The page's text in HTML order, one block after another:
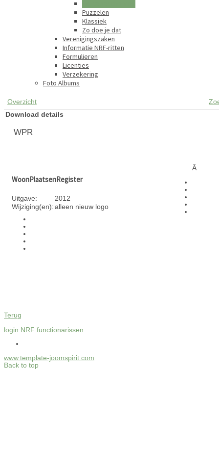
Puzzelen
Klassiek
Zo doe je dat
Verenigingszaken
Informatie NRF-ritten
Formulieren
Licenties
Verzekering
Foto Albums
Overzicht
Download details
WPR
WoonPlaatsenRegister
Uitgave:
2012
Wijziging(en): alleen nieuw logo
Â
Terug
login NRF functionarissen
www.template-joomspirit.com
Back to top